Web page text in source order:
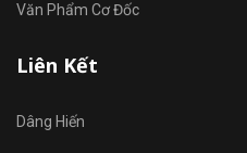
Văn Phẩm Cơ Đốc
Liên Kết
Dâng Hiến